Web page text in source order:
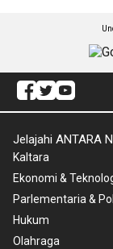
Jelajahi ANTARA
Kaltara
Ekonomi &
Parlementaria &
Hukum
Olahraga